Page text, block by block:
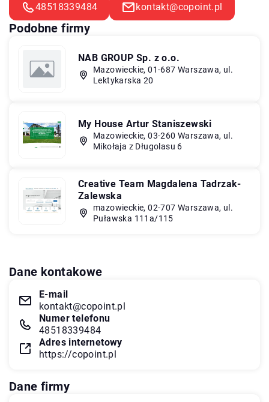
48518339484 kontakt@copoint.pl
Podobne firmy
NAB GROUP Sp. z o.o.
Mazowieckie, 01-687 Warszawa, ul.
Lektykarska 20
My House Artur Staniszewski
Mazowieckie, 03-260 Warszawa, ul.
Mikołaja z Długolasu 6
Creative Team Magdalena Tadrzak-
Zalewska
mazowieckie, 02-707 Warszawa, ul.
Puławska 111a/115
Dane kontakowe
E-mail
kontakt@copoint.pl
Numer telefonu
48518339484
Adres internetowy
https://copoint.pl
Dane firmy